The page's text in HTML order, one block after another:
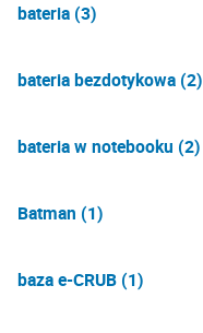
bateria (3)
bateria bezdotykowa (2)
bateria w notebooku (2)
Batman (1)
baza e-CRUB (1)